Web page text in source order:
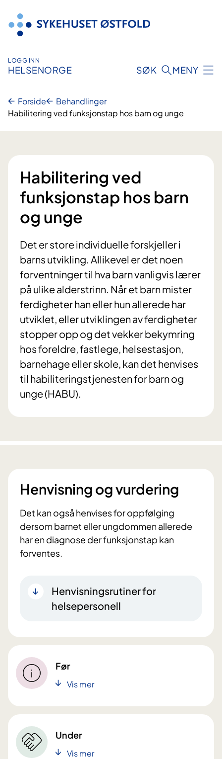
innhold
LOGG INN
HELSENORGE SØK MENY
Forside
Behandlinger
Habilitering ved funksjonstap hos barn og unge
Habilitering ved
funksjonstap hos barn
og unge
Det er store individuelle forskjeller i
barns utvikling. Allikevel er det noen
forventninger til hva barn vanligvis lærer
på ulike alderstrinn. Når et barn mister
ferdigheter han eller hun allerede har
utviklet, eller utviklingen av ferdigheter
stopper opp og det vekker bekymring
hos foreldre, fastlege, helsestasjon,
barnehage eller skole, kan det henvises
til habiliteringstjenesten for barn og
unge (HABU).
Henvisning og vurdering
Det kan også henvises for oppfølging
dersom barnet eller ungdommen allerede
har en diagnose der funksjonstap kan
forventes.
Henvisningsrutiner for
helsepersonell
Før
Vis mer
Under
Vis mer